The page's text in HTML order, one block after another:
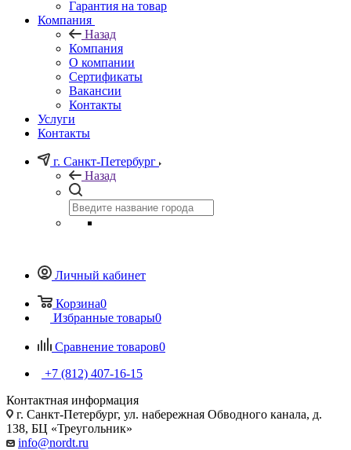
Гарантия на товар
Компания
Назад
Компания
О компании
Сертификаты
Вакансии
Контакты
Услуги
Контакты
г. Санкт-Петербург
Назад
Личный кабинет
Корзина0
Избранные товары0
Сравнение товаров0
+7 (812) 407-16-15
Контактная информация
г. Санкт-Петербург, ул. набережная Обводного канала, д.
138, БЦ «Треугольник»
info@nordt.ru